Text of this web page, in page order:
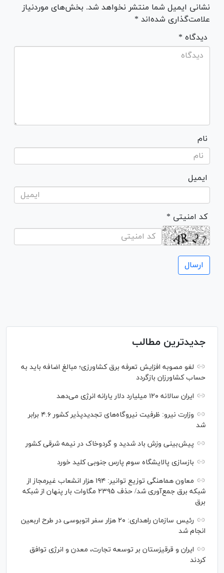
نشانی ایمیل شما منتشر نخواهد شد. بخش‌های موردنیاز
علامت‌گذاری شده‌اند *
* دیدگاه
نام
ایمیل
* کد امنیتی
جدیدترین مطالب
لغو مصوبه افزایش تعرفه برق کشاورزی؛ مبالغ اضافه باید به
حساب کشاورزان بازگردد
ایران سالانه ۱۲۰ میلیارد دلار یارانه انرژی می‌دهد
وزارت نیرو: ظرفیت نیروگاه‌های تجدیدپذیر کشور ۴.۶ برابر
شد
پیش‌بینی وزش باد شدید و گردوخاک در نیمه شرقی کشور
بازسازی پالایشگاه سوم پارس جنوبی کلید خورد
معاون هماهنگی توزیع توانیر: ۱۹۴ هزار انشعاب غیرمجاز از
شبکه برق جمع‌آوری شد/ حذف ۲۳۹۵ مگاوات بار پنهان از شبکه
برق
رئیس سازمان راهداری: ۲۰ هزار سفر اتوبوسی در طرح اربعین
انجام شد
ایران و قرقیزستان بر توسعه تجارت، معدن و انرژی توافق
کردند